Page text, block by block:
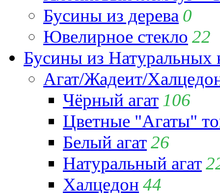
Бусины из дерева 0
Ювелирное стекло 22
Бусины из Натуральных
Агат/Жадеит/
Чёрный агат 106
Цветные "Агаты"
Белый агат26
Натуральный агат
Халцедон 44